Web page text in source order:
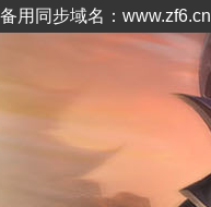
备用同步域名：www.zf6.cn